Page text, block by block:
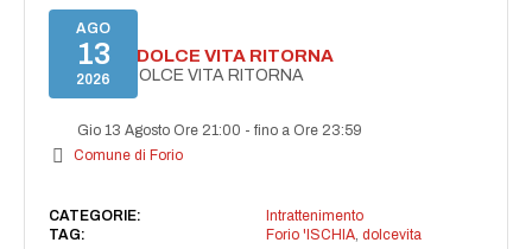
AGO
13
2026
FORIO LA DOLCE VITA RITORNA
FORIO LA DOLCE VITA RITORNA
Gio 13 Agosto Ore 21:00 -fino a Ore 23:59
Comune di Forio
CATEGORIE:
Intrattenimento
TAG:
Forio 'ISCHIA, dolcevita